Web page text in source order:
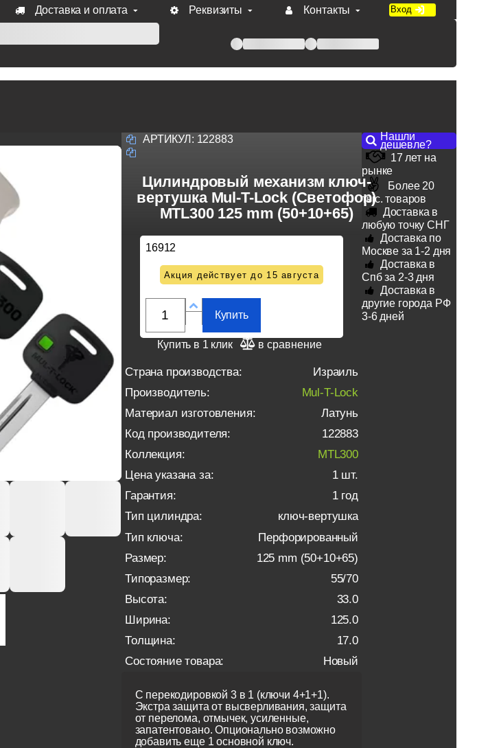
Доставка и оплата Реквизиты Контакты Вход
Tupai, Extreza, Melodia, Forme при оплате по счету.
АРТИКУЛ: 122883
Цилиндровый механизм ключ-
вертушка Mul-T-Lock (Светофор)
MTL300 125 mm (50+10+65)
16912
Акция действует до 15 августа
Купить
Купить в 1 клик в сравнение
Страна производства:
Израиль
Производитель:
Mul-T-Lock
Материал изготовления:
Латунь
Код производителя:
122883
Коллекция:
MTL300
Цена указана за:
1 шт.
Гарантия:
1 год
Тип цилиндра:
ключ-вертушка
Тип ключа:
Перфорированный
Размер:
125 mm (50+10+65)
Типоразмер:
55/70
Высота:
33.0
Ширина:
125.0
Толщина:
17.0
Состояние товара:
Новый
С перекодировкой 3 в 1 (ключи 4+1+1).
Экстра защита от высверливания, защита
от перелома, отмычек, усиленные,
запатентовано. Опционально возможно
добавить еще 1 основной ключ.
Нашли
дешевле?
17 лет на
рынке
Более 20
тыс. товаров
Доставка в
любую точку СНГ
Доставка по
Москве за 1-2 дня
Доставка в
Спб за 2-3 дня
Доставка в
другие города РФ
3-6 дней